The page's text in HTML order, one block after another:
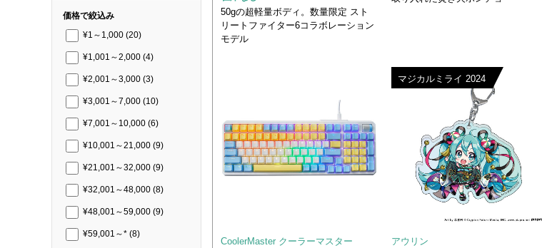
価格で絞込み
¥1～1,000 (20)
¥1,001～2,000 (4)
¥2,001～3,000 (3)
¥3,001～7,000 (10)
¥7,001～10,000 (6)
¥10,001～21,000 (9)
¥21,001～32,000 (9)
¥32,001～48,000 (8)
¥48,001～59,000 (9)
¥59,001～* (8)
50gの超軽量ボディ。数量限定 スト
リートファイター6コラボレーション
モデル
CoolerMaster クーラーマスター
マジカルミライ 2024
アウリン